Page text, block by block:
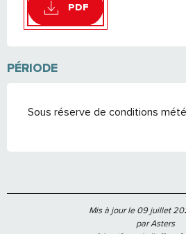
PDF
PÉRIODE
Sous réserve de conditions
Mis à jour le 09 juillet
par Asters